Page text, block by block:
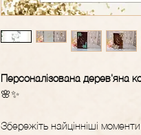
Персоналізована дерев'яна
🌸✨
Збережіть найцінніші